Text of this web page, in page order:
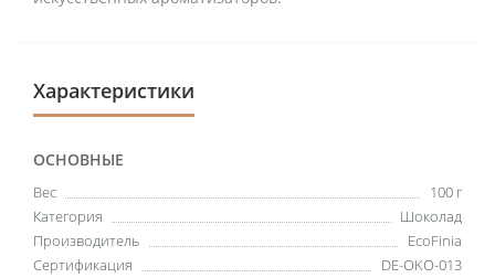
Характеристики
ОСНОВНЫЕ
Вес
100 г
Категория
Шоколад
Производитель
EcoFinia
Сертификация
DE-OKO-013